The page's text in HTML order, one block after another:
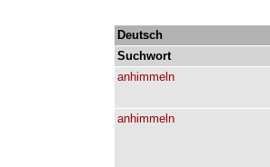
Deutsch
Suchwort
anhimmeln
anhimmeln